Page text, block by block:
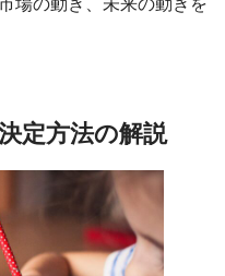
場の動き、未来の動きを
定方法の解説